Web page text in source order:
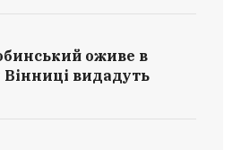
оживе в
Вінниці видадуть